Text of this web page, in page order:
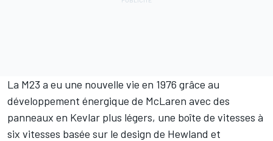
La M23 a eu une nouvelle vie en 1976 grâce au
développement énergique de McLaren avec des
panneaux en Kevlar plus légers, une boîte de vitesses à
six vitesses basée sur le design de Hewland et